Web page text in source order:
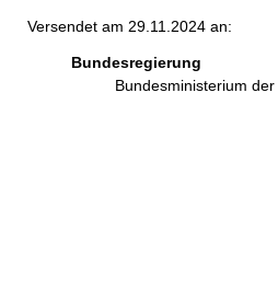
Versendet am 29.11.2024 an:
Bundesregierung
Bundesministerium